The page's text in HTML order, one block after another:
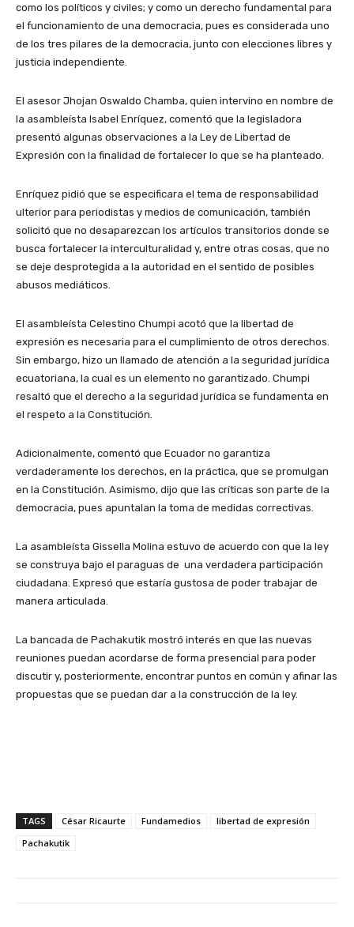
como los políticos y civiles; y como un derecho fundamental para
el funcionamiento de una democracia, pues es considerada uno
de los tres pilares de la democracia, junto con elecciones libres y
justicia independiente.
El asesor Jhojan Oswaldo Chamba, quien intervino en nombre de
la asambleísta Isabel Enríquez, comentó que la legisladora
presentó algunas observaciones a la Ley de Libertad de
Expresión con la finalidad de fortalecer lo que se ha planteado.
Enríquez pidió que se especificara el tema de responsabilidad
ulterior para periodistas y medios de comunicación, también
solicitó que no desaparezcan los artículos transitorios donde se
busca fortalecer la interculturalidad y, entre otras cosas, que no
se deje desprotegida a la autoridad en el sentido de posibles
abusos mediáticos.
El asambleísta Celestino Chumpi acotó que la libertad de
expresión es necesaria para el cumplimiento de otros derechos.
Sin embargo, hizo un llamado de atención a la seguridad jurídica
ecuatoriana, la cual es un elemento no garantizado. Chumpi
resaltó que el derecho a la seguridad jurídica se fundamenta en
el respeto a la Constitución.
Adicionalmente, comentó que Ecuador no garantiza
verdaderamente los derechos, en la práctica, que se promulgan
en la Constitución. Asimismo, dijo que las críticas son parte de la
democracia, pues apuntalan la toma de medidas correctivas.
La asambleísta Gissella Molina estuvo de acuerdo con que la ley
se construya bajo el paraguas de una verdadera participación
ciudadana. Expresó que estaría gustosa de poder trabajar de
manera articulada.
La bancada de Pachakutik mostró interés en que las nuevas
reuniones puedan acordarse de forma presencial para poder
discutir y, posteriormente, encontrar puntos en común y afinar las
propuestas que se puedan dar a la construcción de la ley.
TAGS César Ricaurte Fundamedios
libertad de expresión
Pachakutik